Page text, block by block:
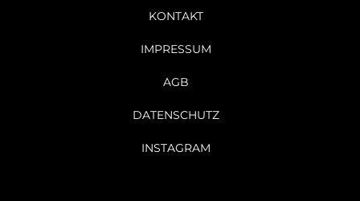
KONTAKT
IMPRESSUM
AGB
DATENSCHUTZ
INSTAGRAM